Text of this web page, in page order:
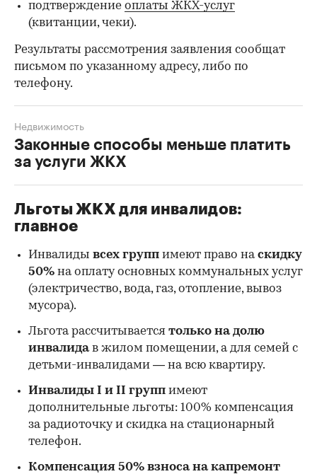
подтверждение оплаты ЖКХ-услуг
(квитанции, чеки).
Результаты рассмотрения заявления сообщат
письмом по указанному адресу, либо по
телефону.
Законные способы меньше платить
за услуги ЖКХ
Недвижимость
Льготы ЖКХ для инвалидов:
главное
Инвалиды всех групп имеют право наскидку
50% на оплату основных коммунальных услуг
(электричество, вода, газ, отопление, вывоз
мусора).
Льгота рассчитывается только на долю
инвалидав жилом помещении, а для семей с
детьми-инвалидами — на всю квартиру.
Инвалиды I и II групп имеют
дополнительные льготы: 100% компенсация
за радиоточку и скидка на стационарный
телефон.
Компенсация 50% взноса на капремонт